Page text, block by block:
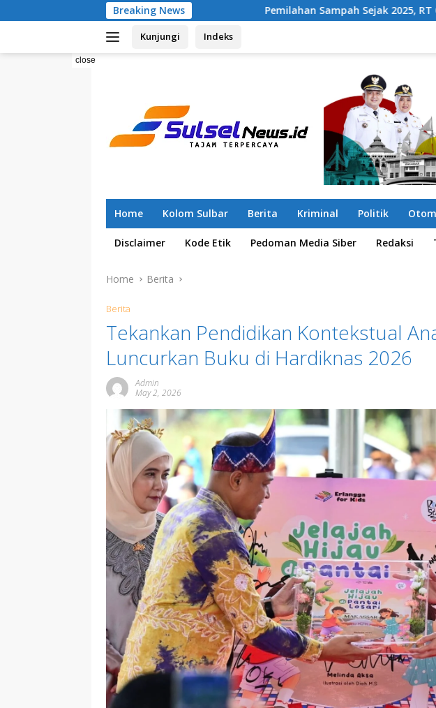
to
Breaking News
Pemilahan Sampah Sejak 2025, RT 04 Tamangapa Jadi
Kunjungi Indeks
close
Home Kolom Sulbar Berita Kriminal Politik
Disclaimer Kode Etik Pedoman Media Siber Redaksi
Home Berita
Berita
Tekankan Pendidikan Kontekstual
Luncurkan Buku di Hardiknas 2026
Admin
May 2, 2026